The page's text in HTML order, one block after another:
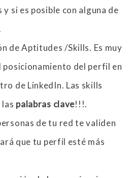
si es posible con alguna de
de Aptitudes /Skills. Es muy
del perfil en
de LinkedIn. Las skills
palabras clave!!!.
de tu red te validen
que tu perfil esté más